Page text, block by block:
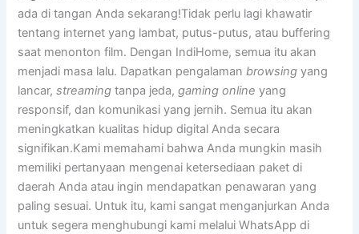
ada di tangan Anda sekarang!Tidak perlu lagi khawatir
tentang internet yang lambat, putus-putus, atau buffering
saat menonton film. Dengan IndiHome, semua itu akan
menjadi masa lalu. Dapatkan pengalamanbrowsing yang
lancar,streaming tanpa jeda,gaming online yang
responsif, dan komunikasi yang jernih. Semua itu akan
meningkatkan kualitas hidup digital Anda secara
signifikan.Kami memahami bahwa Anda mungkin masih
memiliki pertanyaan mengenai ketersediaan paket di
daerah Anda atau ingin mendapatkan penawaran yang
paling sesuai. Untuk itu, kami sangat menganjurkan Anda
untuk segera menghubungi kami melalui WhatsApp di